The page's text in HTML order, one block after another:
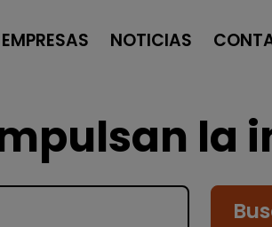
EMPRESAS NOTICIAS
la